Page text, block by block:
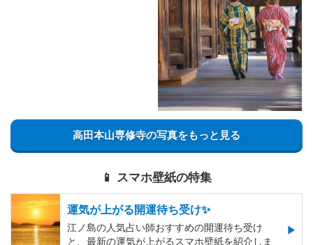
高田本山専修寺の写真をもっと見る
📱 スマホ壁紙の特集
運気が上がる開運待ち受け✨
江ノ島の人気占い師おすすめの開運待ち受け
と、最新の運気が上がるスマホ壁紙を紹介しま